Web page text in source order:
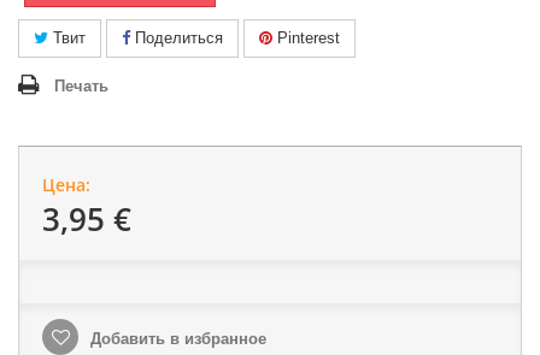
Твит Поделиться Pinterest
Печать
Цена:
3,95 €
Добавить в избранное